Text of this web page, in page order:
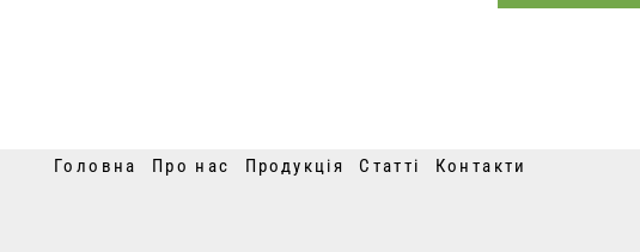
Головна Про нас Продукція Статті Контакти